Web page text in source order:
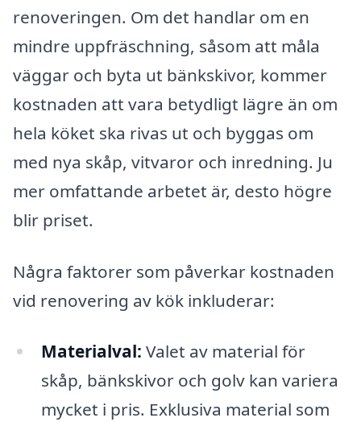
renoveringen. Om det handlar om en
mindre uppfräschning, såsom att måla
väggar och byta ut bänkskivor, kommer
kostnaden att vara betydligt lägre än om
hela köket ska rivas ut och byggas om
med nya skåp, vitvaror och inredning. Ju
mer omfattande arbetet är, desto högre
blir priset.
Några faktorer som påverkar kostnaden
vid renovering av kök inkluderar:
Materialval: Valet av material för
skåp, bänkskivor och golv kan variera
mycket i pris. Exklusiva material som